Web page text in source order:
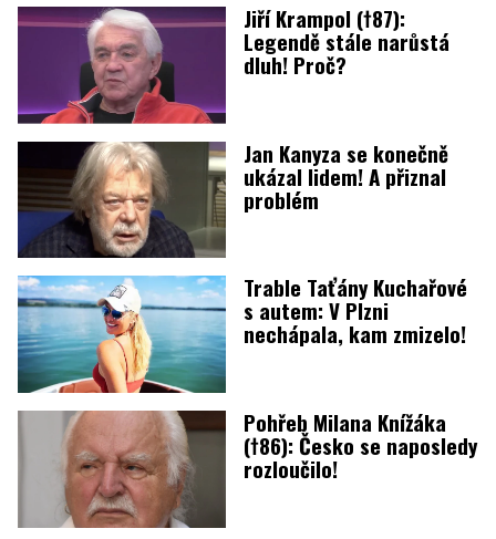
Jiří Krampol (†87):
Legendě stále narůstá
dluh! Proč?
Jan Kanyza se konečně
ukázal lidem! A přiznal
problém
Trable Taťány Kuchařové
s autem: V Plzni
nechápala, kam zmizelo!
Pohřeb Milana Knížáka
(†86): Česko se naposledy
rozloučilo!